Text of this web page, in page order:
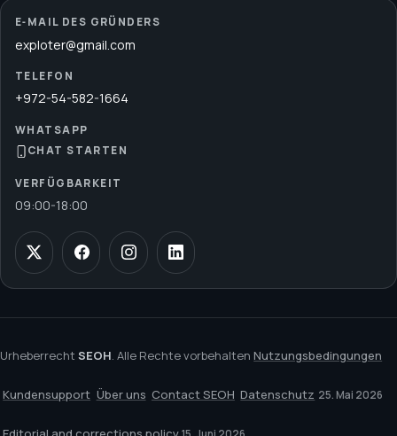
E‑MAIL DES GRÜNDERS
exploter@gmail.com
TELEFON
+972-54-582-1664
WHATSAPP
CHAT STARTEN
VERFÜGBARKEIT
09:00-18:00
Urheberrecht SEOH. Alle Rechte vorbehalten Nutzungsbedingungen
Kundensupport Über uns Contact SEOH Datenschutz 25. Mai 2026